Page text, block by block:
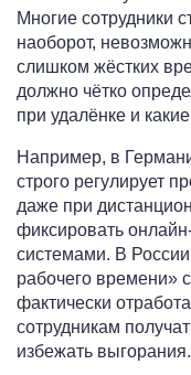
Многие сотрудники
наоборот,
слишком жёстких
должно чётко
при удалёнке и
Например, в
строго регулирует
даже при
фиксировать
системами. В
рабочего времени»
фактически
сотрудникам
избежать выгорания.